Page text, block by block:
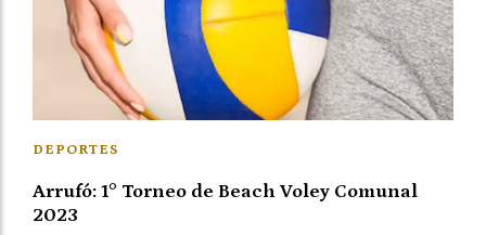
Arrufó: 1° Torneo de Beach Voley Comunal
2023
DEPORTES